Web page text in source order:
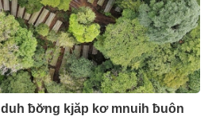
ƀơ̆ng kjăp kơ mnuih ƀuôn